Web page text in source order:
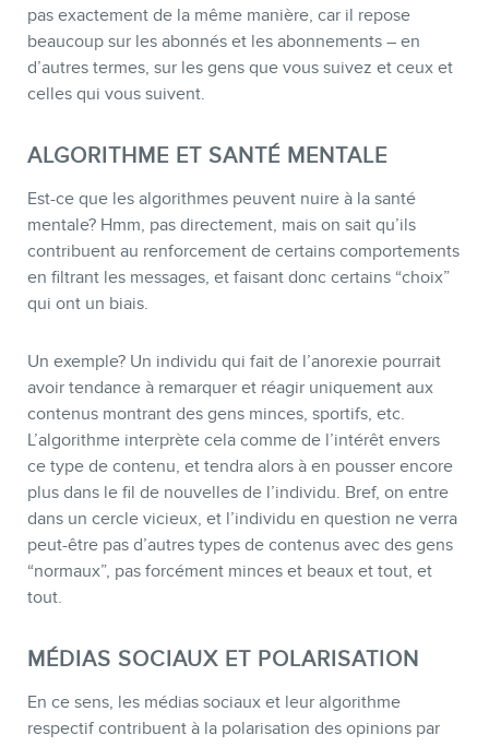
pas exactement de la même manière, car il repose
beaucoup sur les abonnés et les abonnements – en
d’autres termes, sur les gens que vous suivez et ceux et
celles qui vous suivent.
ALGORITHME ET SANTÉ MENTALE
Est-ce que les algorithmes peuvent nuire à la santé
mentale? Hmm, pas directement, mais on sait qu’ils
contribuent au renforcement de certains comportements
en filtrant les messages, et faisant donc certains “choix”
qui ont un biais.
Un exemple? Un individu qui fait de l’anorexie pourrait
avoir tendance à remarquer et réagir uniquement aux
contenus montrant des gens minces, sportifs, etc.
L’algorithme interprète cela comme de l’intérêt envers
ce type de contenu, et tendra alors à en pousser encore
plus dans le fil de nouvelles de l’individu. Bref, on entre
dans un cercle vicieux, et l’individu en question ne verra
peut-être pas d’autres types de contenus avec des gens
“normaux”, pas forcément minces et beaux et tout, et
tout.
MÉDIAS SOCIAUX ET POLARISATION
En ce sens, les médias sociaux et leur algorithme
respectif contribuent à la polarisation des opinions par